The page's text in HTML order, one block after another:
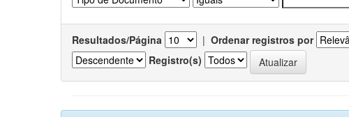
Resultados/Página | Ordenar registros por
Registro(s)